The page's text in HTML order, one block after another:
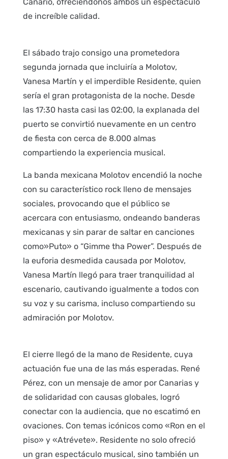
de increíble calidad.
El sábado trajo consigo una prometedora
segunda jornada que incluiría a Molotov,
Vanesa Martín y el imperdible Residente, quien
sería el gran protagonista de la noche. Desde
las 17:30 hasta casi las 02:00, la explanada del
puerto se convirtió nuevamente en un centro
de fiesta con cerca de 8.000 almas
compartiendo la experiencia musical.
La banda mexicana Molotov encendió la noche
con su característico rock lleno de mensajes
sociales, provocando que el público se
acercara con entusiasmo, ondeando banderas
mexicanas y sin parar de saltar en canciones
como»Puto» o “Gimme tha Power”. Después de
la euforia desmedida causada por Molotov,
Vanesa Martín llegó para traer tranquilidad al
escenario, cautivando igualmente a todos con
su voz y su carisma, incluso compartiendo su
admiración por Molotov.
El cierre llegó de la mano de Residente, cuya
actuación fue una de las más esperadas. René
Pérez, con un mensaje de amor por Canarias y
de solidaridad con causas globales, logró
conectar con la audiencia, que no escatimó en
ovaciones. Con temas icónicos como «Ron en el
piso» y «Atrévete». Residente no solo ofreció
un gran espectáculo musical, sino también un